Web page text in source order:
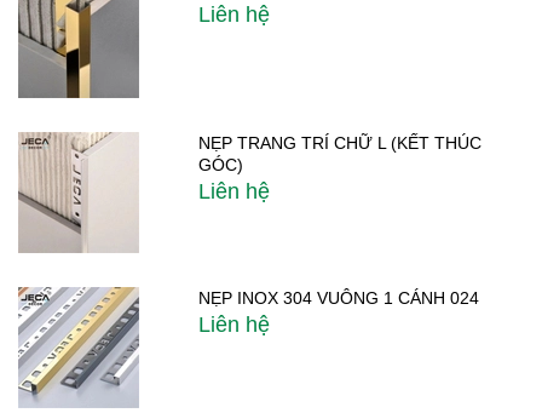
Liên hệ
NẸP TRANG TRÍ CHỮ L (KẾT THÚC
GÓC)
Liên hệ
NẸP INOX 304 VUÔNG 1 CÁNH 024
Liên hệ